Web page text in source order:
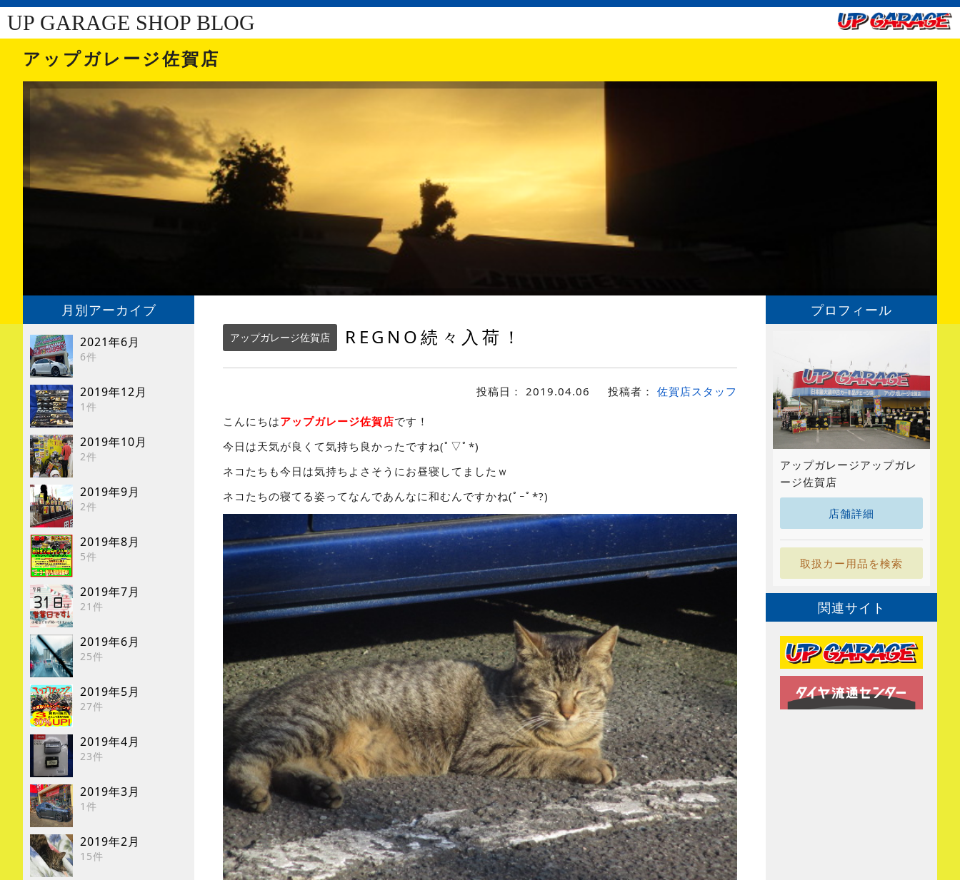
UP GARAGE SHOP BLOG
アップガレージ佐賀店
月別アーカイブ
2021年6月
6件
2019年12月
1件
2019年10月
2件
2019年9月
2件
2019年8月
5件
2019年7月
21件
2019年6月
25件
2019年5月
27件
2019年4月
23件
2019年3月
1件
2019年2月
15件
アップガレージ佐賀店 REGNO続々入荷！
投稿日： 2019.04.06 投稿者： 佐賀店スタッフ
こんにちはアップガレージ佐賀店です！
今日は天気が良くて気持ち良かったですね(ﾟ▽ﾟ*)
ネコたちも今日は気持ちよさそうにお昼寝してましたｗ
ネコたちの寝てる姿ってなんであんなに和むんですかね(ﾟｰﾟ*?)
プロフィール
アップガレージアップガレ
ージ佐賀店
店舗詳細
取扱カー用品を検索
関連サイト